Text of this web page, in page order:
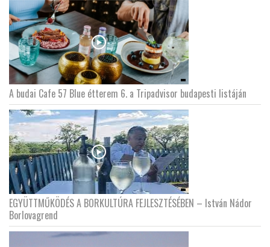
A budai Cafe 57 Blue étterem 6. a Tripadvisor budapesti listáján
EGYÜTTMŰKÖDÉS A BORKULTÚRA FEJLESZTÉSÉBEN – István Nádor
Borlovagrend